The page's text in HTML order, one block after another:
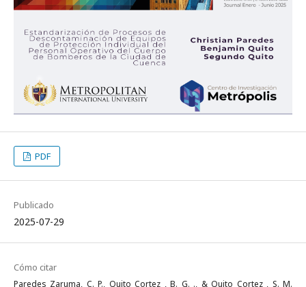
PDF
Publicado
2025-07-29
Cómo citar
Paredes Zaruma, C. P., Quito Cortez , B. G. ., & Quito Cortez , S. M.